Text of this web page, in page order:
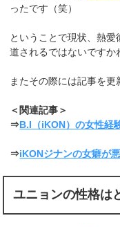
ったです（笑）
ということで現状、熱
道されるではないですか
またその際には記事を
＜関連記事＞
⇒B.I（iKON）の女性経
⇒iKONジナンの女癖が
ユニョンの性格は